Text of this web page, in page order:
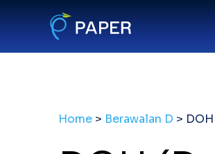
Home > Berawalan D >